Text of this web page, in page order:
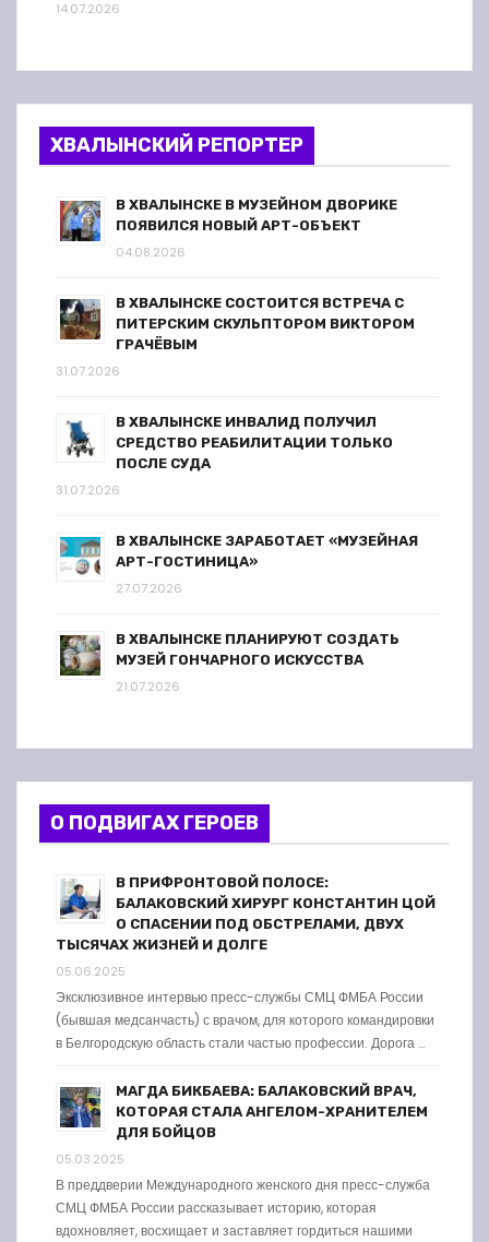
14.07.2026
ХВАЛЫНСКИЙ РЕПОРТЕР
В ХВАЛЫНСКЕ В МУЗЕЙНОМ ДВОРИКЕ
ПОЯВИЛСЯ НОВЫЙ АРТ-ОБЪЕКТ
04.08.2026
В ХВАЛЫНСКЕ СОСТОИТСЯ ВСТРЕЧА С
ПИТЕРСКИМ СКУЛЬПТОРОМ ВИКТОРОМ
ГРАЧЁВЫМ
31.07.2026
В ХВАЛЫНСКЕ ИНВАЛИД ПОЛУЧИЛ
СРЕДСТВО РЕАБИЛИТАЦИИ ТОЛЬКО
ПОСЛЕ СУДА
31.07.2026
В ХВАЛЫНСКЕ ЗАРАБОТАЕТ «МУЗЕЙНАЯ
АРТ-ГОСТИНИЦА»
27.07.2026
В ХВАЛЫНСКЕ ПЛАНИРУЮТ СОЗДАТЬ
МУЗЕЙ ГОНЧАРНОГО ИСКУССТВА
21.07.2026
О ПОДВИГАХ ГЕРОЕВ
В ПРИФРОНТОВОЙ ПОЛОСЕ:
БАЛАКОВСКИЙ ХИРУРГ КОНСТАНТИН ЦОЙ
О СПАСЕНИИ ПОД ОБСТРЕЛАМИ, ДВУХ
ТЫСЯЧАХ ЖИЗНЕЙ И ДОЛГЕ
05.06.2025
Эксклюзивное интервью пресс-службы СМЦ ФМБА России
(бывшая медсанчасть) с врачом, для которого командировки
в Белгородскую область стали частью профессии. Дорога …
МАГДА БИКБАЕВА: БАЛАКОВСКИЙ ВРАЧ,
КОТОРАЯ СТАЛА АНГЕЛОМ-ХРАНИТЕЛЕМ
ДЛЯ БОЙЦОВ
05.03.2025
В преддверии Международного женского дня пресс-служба
СМЦ ФМБА России рассказывает историю, которая
вдохновляет, восхищает и заставляет гордиться нашими